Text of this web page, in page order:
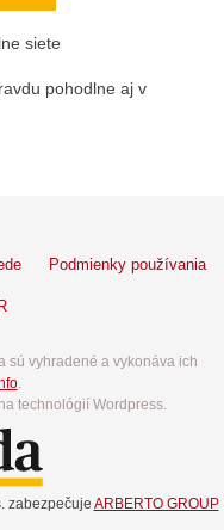
siete
pohodlne aj v
Podmienky používania
sú vyhradené a vykonáva ich
.
technológií Wordpress.
zabezpečuje ARBERTO GROUP